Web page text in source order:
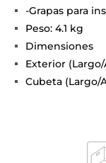
-Grapas para
Peso: 4.1 kg
Dimensiones
Exterior
Cubeta (Largo/